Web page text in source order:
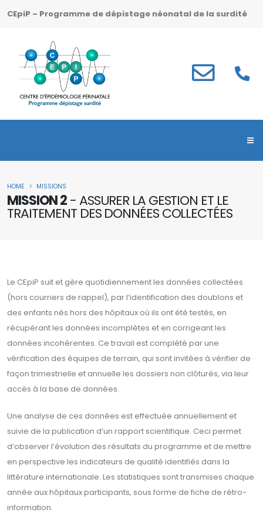
CEpiP – Programme de dépistage néonatal de la surdité
MISSION 2- ASSURER LA GESTION ET LE
TRAITEMENT DES DONNÉES COLLECTÉES
HOME MISSIONS
Le CEpiP suit et gère quotidiennement les données collectées
(hors courriers de rappel), par l’identification des doublons et
des enfants nés hors des hôpitaux où ils ont été testés, en
récupérant les données incomplètes et en corrigeant les
données incohérentes. Ce travail est complété par une
vérification des équipes de terrain, qui sont invitées à vérifier de
façon trimestrielle et annuelle les dossiers non clôturés, via leur
accès à la base de données.
Une analyse de ces données est effectuée annuellement et
suivie de la publication d’un rapport scientifique. Ceci permet
d’observer l’évolution des résultats du programme et de mettre
en perspective les indicateurs de qualité identifiés dans la
littérature internationale. Les statistiques sont transmises chaque
année aux hôpitaux participants, sous forme de fiche de rétro-
information.